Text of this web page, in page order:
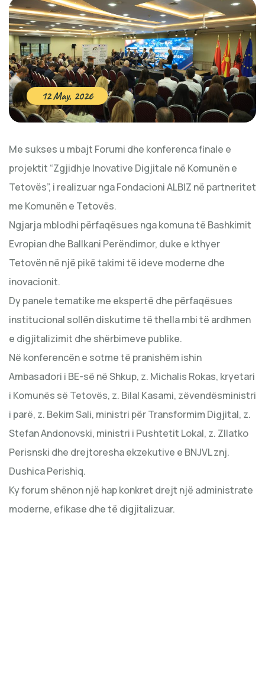
12 May, 2026
Me sukses u mbajt Forumi dhe konferenca finale e
projektit “Zgjidhje Inovative Digjitale në Komunën e
Tetovës”, i realizuar nga Fondacioni ALBIZ në partneritet
me Komunën e Tetovës.
Ngjarja mblodhi përfaqësues nga komuna të Bashkimit
Evropian dhe Ballkani Perëndimor, duke e kthyer
Tetovën në një pikë takimi të ideve moderne dhe
inovacionit.
Dy panele tematike me ekspertë dhe përfaqësues
institucional sollën diskutime të thella mbi të ardhmen
e digjitalizimit dhe shërbimeve publike.
Në konferencën e sotme të pranishëm ishin
Ambasadori i BE-së në Shkup, z. Michalis Rokas, kryetari
i Komunës së Tetovës, z. Bilal Kasami, zëvendësministri
i parë, z. Bekim Sali, ministri për Transformim Digjital, z.
Stefan Andonovski, ministri i Pushtetit Lokal, z. Zllatko
Perisnski dhe drejtoresha ekzekutive e BNJVL znj.
Dushica Perishiq.
Ky forum shënon një hap konkret drejt një administrate
moderne, efikase dhe të digjitalizuar.